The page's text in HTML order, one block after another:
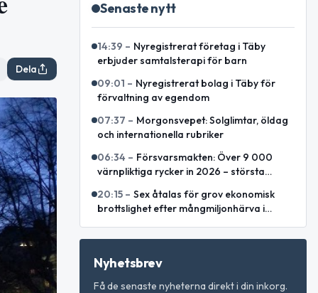
Dela
Senaste nytt
14:39 – Nyregistrerat företag i Täby
erbjuder samtalsterapi för barn
09:01 – Nyregistrerat bolag i Täby för
förvaltning av egendom
07:37 – Morgonsvepet: Solglimtar, öldag
och internationella rubriker
06:34 – Försvarsmakten: Över 9 000
värnpliktiga rycker in 2026 – största
20:15 – Sex åtalas för grov ekonomisk
brottslighet efter mångmiljonhärva i
Nyhetsbrev
Få de senaste nyheterna direkt i din inkorg.